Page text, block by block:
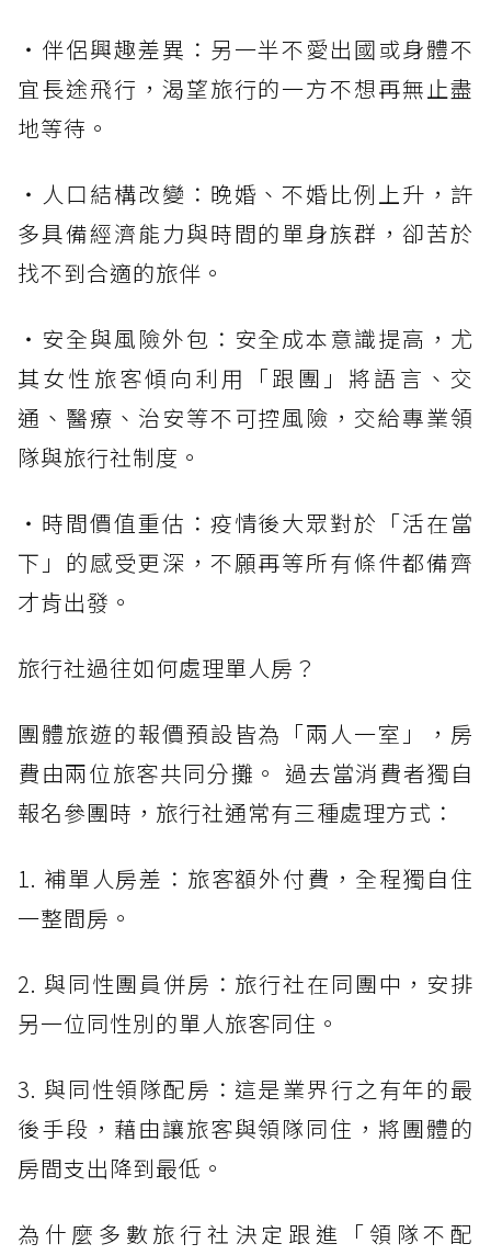
・伴侶興趣差異：另一半不愛出國或身體不
宜長途飛行，渴望旅行的一方不想再無止盡
地等待。
・人口結構改變：晚婚、不婚比例上升，許
多具備經濟能力與時間的單身族群，卻苦於
找不到合適的旅伴。
・安全與風險外包：安全成本意識提高，尤
其女性旅客傾向利用「跟團」將語言、交
通、醫療、治安等不可控風險，交給專業領
隊與旅行社制度。
・時間價值重估：疫情後大眾對於「活在當
下」的感受更深，不願再等所有條件都備齊
才肯出發。
旅行社過往如何處理單人房？
團體旅遊的報價預設皆為「兩人一室」，房
費由兩位旅客共同分攤。 過去當消費者獨自
報名參團時，旅行社通常有三種處理方式：
1. 補單人房差：旅客額外付費，全程獨自住
一整間房。
2. 與同性團員併房：旅行社在同團中，安排
另一位同性別的單人旅客同住。
3. 與同性領隊配房：這是業界行之有年的最
後手段，藉由讓旅客與領隊同住，將團體的
房間支出降到最低。
為什麼多數旅行社決定跟進「領隊不配